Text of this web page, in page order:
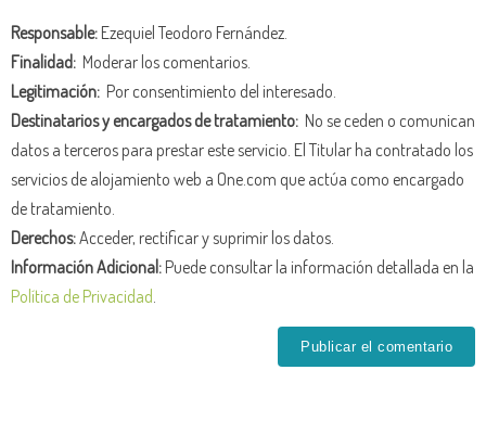
Responsable:Ezequiel Teodoro Fernández.
Finalidad: Moderar los comentarios.
Legitimación: Por consentimiento del interesado.
Destinatarios y encargados de tratamiento: No se ceden o comunican
datos a terceros para prestar este servicio. El Titular ha contratado los
servicios de alojamiento web a One.com que actúa como encargado
de tratamiento.
Derechos:Acceder, rectificar y suprimir los datos.
Información Adicional:Puede consultar la información detallada en la
Política de Privacidad.